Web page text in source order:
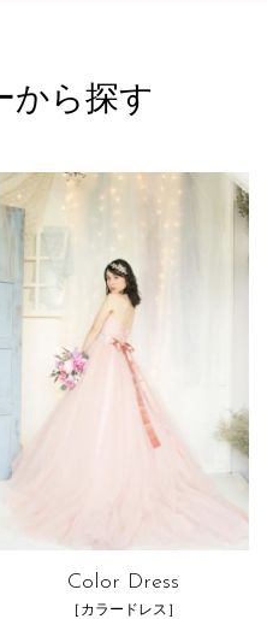
から探す
Color Dress
［カラードレス］